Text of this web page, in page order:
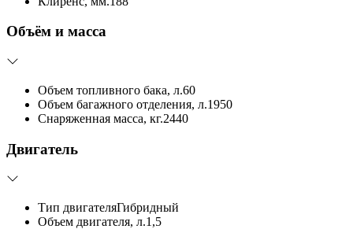
Объём и масса
Объем топливного бака, л.60
Объем багажного отделения, л.1950
Снаряженная масса, кг.2440
Двигатель
Тип двигателяГибридный
Объем двигателя, л.1,5